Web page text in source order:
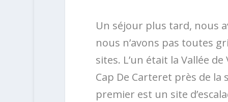
Un séjour plus tard, nous
nous n’avons pas toutes
sites. L’un était la Vallée
Cap De Carteret près de
premier est un site